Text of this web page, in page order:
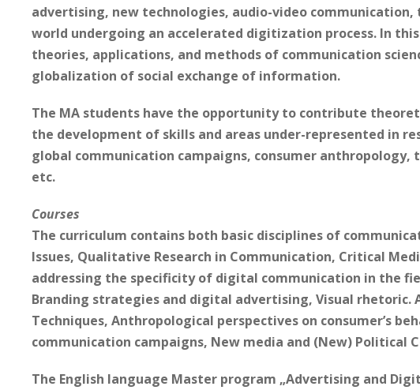
advertising, new technologies, audio-video
world undergoing an accelerated digitization process. In
theories, applications, and methods of communication
globalization of social exchange of information.
The MA students have the opportunity to contribute
the development of skills and areas under-represented in
global communication campaigns, consumer
etc.
Courses
The curriculum contains both basic disciplines of
Issues, Qualitative Research in Communication, Critical
addressing the specificity of digital communication in the
Branding strategies and digital advertising, Visual
Techniques, Anthropological perspectives on consumer’s
communication campaigns, New media and (New) Political
The English language Master program „Advertising and